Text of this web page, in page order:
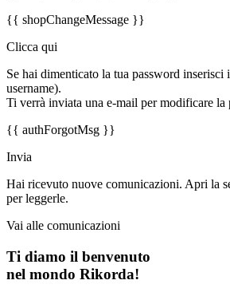
{{ shopChangeMessage }}
Clicca qui
Se hai dimenticato la tua password
username).
Ti verrà inviata una e-mail per modificare la
{{ authForgotMsg }}
Invia
Hai ricevuto nuove comunicazioni. Apri la
per leggerle.
Vai alle comunicazioni
Ti diamo il benvenuto
nel mondo Rikorda!